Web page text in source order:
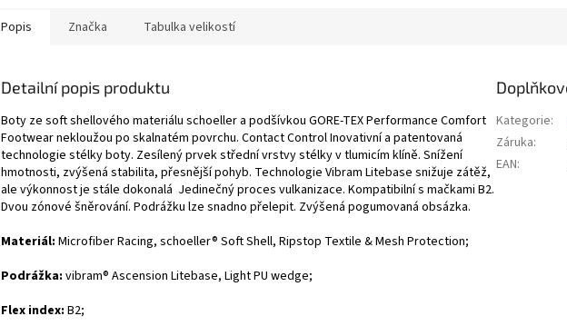
Popis Značka Tabulka velikostí
Detailní popis produktu
Boty ze soft shellového materiálu schoeller a podšívkou GORE-TEX Performance Comfort
Footwear nekloužou po skalnatém povrchu. Contact Control Inovativní a patentovaná
technologie stélky boty. Zesílený prvek střední vrstvy stélky v tlumicím klíně. Snížení
hmotnosti, zvýšená stabilita, přesnější pohyb. Technologie Vibram Litebase snižuje zátěž,
ale výkonnost je stále dokonalá Jedinečný proces vulkanizace. Kompatibilní s mačkami B2.
Dvou zónové šněrování. Podrážku lze snadno přelepit. Zvýšená pogumovaná obsázka.
Materiál: Microfiber Racing, schoeller® Soft Shell, Ripstop Textile & Mesh Protection;
Podrážka: vibram® Ascension Litebase, Light PU wedge;
Flex index: B2;
Kategorie:
Záruka:
EAN: